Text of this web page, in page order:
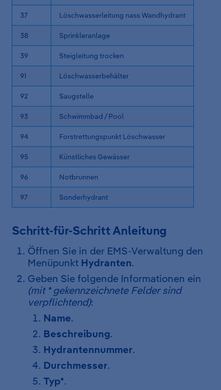
37 Löschwasserleitung nass Wandhydrant
38 Sprinkleranlage
39 Steigleitung trocken
91 Löschwasserbehälter
92 Saugstelle
93 Schwimmbad / Pool
94 Forstrettungspunkt Löschwasser
95 Künstliches Gewässer
96 Notbrunnen
97 Sonderhydrant
Schritt-für-Schritt Anleitung
Öffnen Sie in der EMS-Verwaltung den
Menüpunkt Hydranten.
Geben Sie folgende Informationen ein
(mit * gekennzeichnete Felder sind
verpflichtend):
Name.
Beschreibung.
Hydrantennummer.
Durchmesser.
Typ*.